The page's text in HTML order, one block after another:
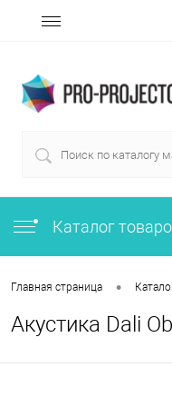
Каталог
Главная страница •
Акустика Dali